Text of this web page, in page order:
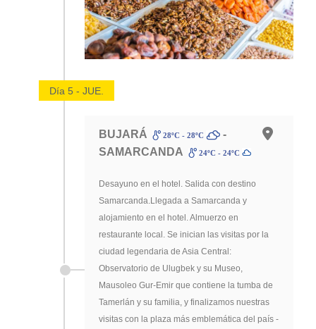
Día 5 - JUE.
BUJARÁ 28ºC - 28ºC
-
SAMARCANDA
24ºC - 24ºC
Desayuno en el hotel. Salida con destino
Samarcanda.Llegada a Samarcanda y
alojamiento en el hotel. Almuerzo en
restaurante local. Se inician las visitas por la
ciudad legendaria de Asia Central:
Observatorio de Ulugbek y su Museo,
Mausoleo Gur-Emir que contiene la tumba de
Tamerlán y su familia, y finalizamos nuestras
visitas con la plaza más emblemática del país -